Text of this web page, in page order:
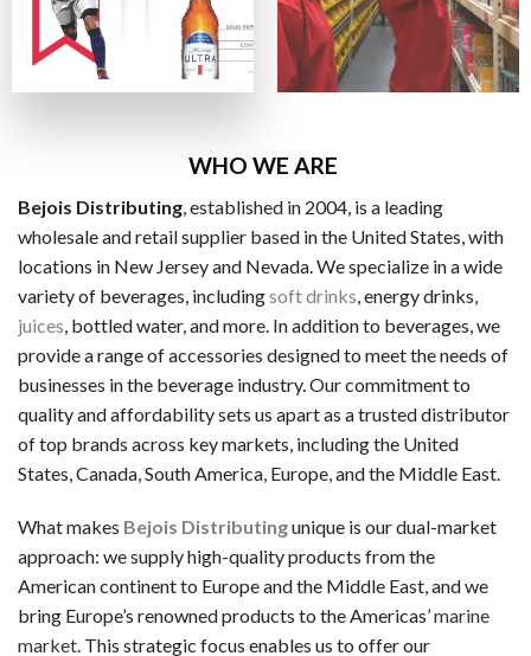
WHO WE ARE
Bejois Distributing , established in 2004, is a leading
wholesale and retail supplier based in the United States, with
locations in New Jersey and Nevada. We specialize in a wide
variety of beverages, includingsoft drinks , energy drinks,
juices , bottled water, and more. In addition to beverages, we
provide a range of accessories designed to meet the needs of
businesses in the beverage industry. Our commitment to
quality and affordability sets us apart as a trusted distributor
of top brands across key markets, including the United
States, Canada, South America, Europe, and the Middle East.
What makes Bejois Distributingunique is our dual-market
approach: we supply high-quality products from the
American continent to Europe and the Middle East, and we
bring Europe’s renowned products to the Americas’marine
market. This strategic focus enables us to offer our
主な入出金方法：
ビザカード / MasterCard / JCB
ビットコイン・Ethereum（仮想通貨）
一般的な電子決済手段：
EcoPayz
Neteller
アイウォレット
スクリル
マッチベター
カジノ特典の種類
ラッキーTAROが紹介するカジノには、いろいろなボーナス
ノーデポジットボーナス
新規登録するだけで、入金不要でもらえるボーナスです。